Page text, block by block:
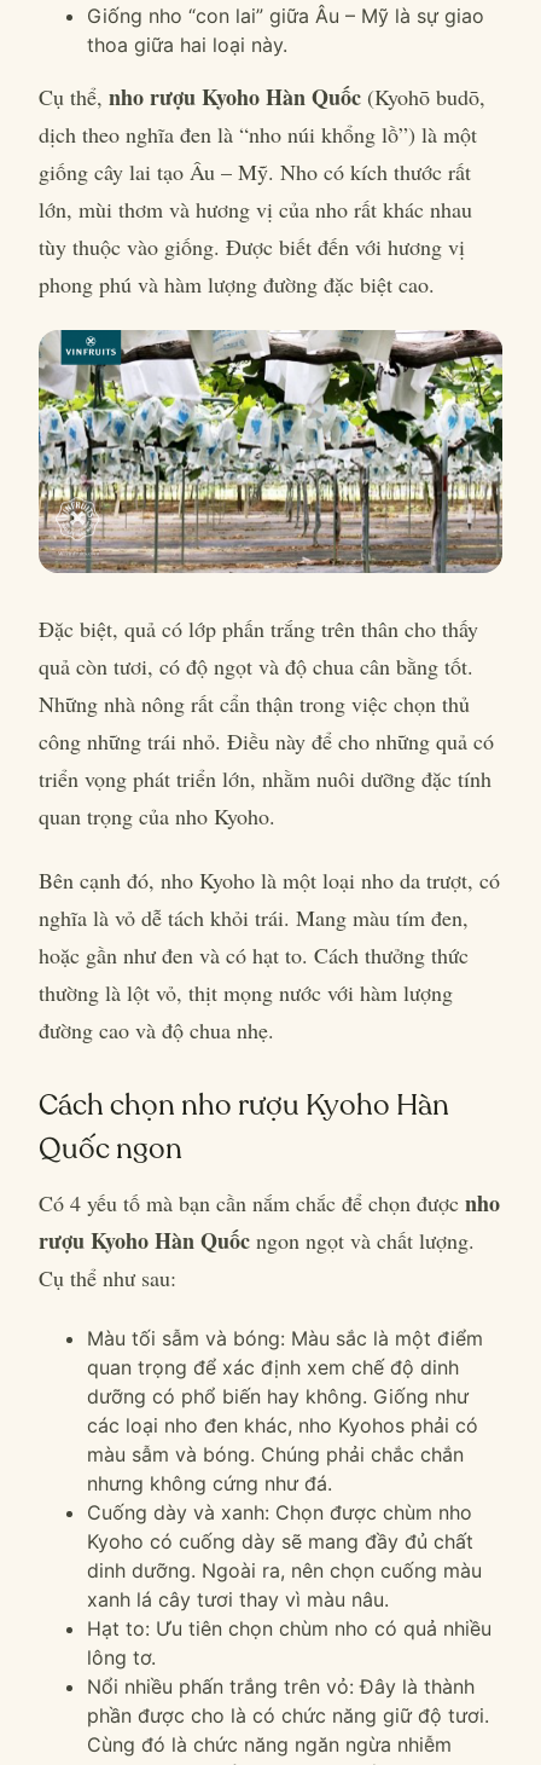
Giống nho “con lai” giữa Âu – Mỹ là sự giao
thoa giữa hai loại này.
Cụ thể, nho rượu Kyoho Hàn Quốc (Kyohō budō,
dịch theo nghĩa đen là “nho núi khổng lồ”) là một
giống cây lai tạo Âu – Mỹ. Nho có kích thước rất
lớn, mùi thơm và hương vị của nho rất khác nhau
tùy thuộc vào giống. Được biết đến với hương vị
phong phú và hàm lượng đường đặc biệt cao.
Đặc biệt, quả có lớp phấn trắng trên thân cho thấy
quả còn tươi, có độ ngọt và độ chua cân bằng tốt.
Những nhà nông rất cẩn thận trong việc chọn thủ
công những trái nhỏ. Điều này để cho những quả có
triển vọng phát triển lớn, nhằm nuôi dưỡng đặc tính
quan trọng của nho Kyoho.
Bên cạnh đó, nho Kyoho là một loại nho da trượt, có
nghĩa là vỏ dễ tách khỏi trái. Mang màu tím đen,
hoặc gần như đen và có hạt to. Cách thưởng thức
thường là lột vỏ, thịt mọng nước với hàm lượng
đường cao và độ chua nhẹ.
Cách chọn nho rượu Kyoho Hàn
Quốc ngon
Có 4 yếu tố mà bạn cần nắm chắc để chọn được nho
rượu Kyoho Hàn Quốc ngon ngọt và chất lượng.
Cụ thể như sau:
Màu tối sẫm và bóng: Màu sắc là một điểm
quan trọng để xác định xem chế độ dinh
dưỡng có phổ biến hay không. Giống như
các loại nho đen khác, nho Kyohos phải có
màu sẫm và bóng. Chúng phải chắc chắn
nhưng không cứng như đá.
Cuống dày và xanh: Chọn được chùm nho
Kyoho có cuống dày sẽ mang đầy đủ chất
dinh dưỡng. Ngoài ra, nên chọn cuống màu
xanh lá cây tươi thay vì màu nâu.
Hạt to: Ưu tiên chọn chùm nho có quả nhiều
lông tơ.
Nổi nhiều phấn trắng trên vỏ: Đây là thành
phần được cho là có chức năng giữ độ tươi.
Cùng đó là chức năng ngăn ngừa nhiễm